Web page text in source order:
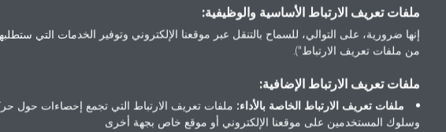
Riyadh 13525
55 136 0000
www.alawal-co.com
ملفات تعريف الارتباط الأساسية والوظيفية:
إنها ضرورية، على التوالي، للسماح بالتنقل عبر موقعنا الإلكتروني وتوفير الخدمات التي
من ملفات تعريف الارتباط").
ملفات تعريف الارتباط الإضافية:
ملفات تعريف الارتباط الخاصة بالأداء: ملفات تعريف الارتباط التي تجمع إحصاءات حول
وسلوك المستخدمين على موقعنا الإلكتروني أو موقع خاص بجهة أخرى